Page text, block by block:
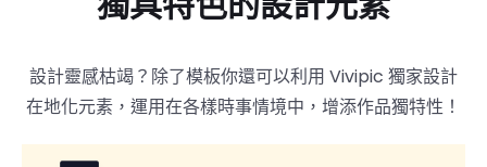
設計靈感枯竭？除了模板你還可以利用 Vivipic 獨家設計
在地化元素，運用在各樣時事情境中，增添作品獨特性！